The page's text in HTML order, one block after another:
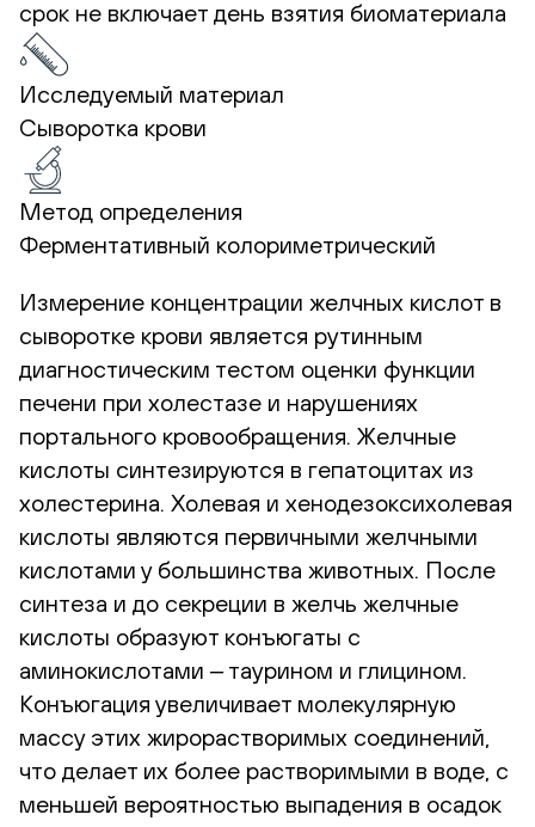
срок не включает день взятия биоматериала
Исследуемый материал
Сыворотка крови
Метод определения
Ферментативный колориметрический
Измерение концентрации желчных кислот в
сыворотке крови является рутинным
диагностическим тестом оценки функции
печени при холестазе и нарушениях
портального кровообращения. Желчные
кислоты синтезируются в гепатоцитах из
холестерина. Холевая и хенодезоксихолевая
кислоты являются первичными желчными
кислотами у большинства животных. После
синтеза и до секреции в желчь желчные
кислоты образуют конъюгаты с
аминокислотами ‒ таурином и глицином.
Конъюгация увеличивает молекулярную
массу этих жирорастворимых соединений,
что делает их более растворимыми в воде, с
меньшей вероятностью выпадения в осадок